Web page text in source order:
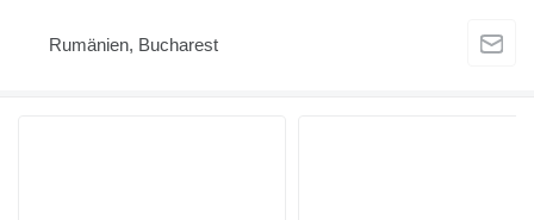
Rumänien, Bucharest